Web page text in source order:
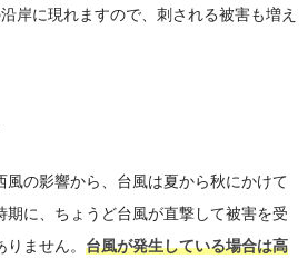
岸に現れますので、刺される被害も増え
風の影響から、台風は夏から秋にかけて
期に、ちょうど台風が直撃して被害を受
ません。 台風が発生している場合は高